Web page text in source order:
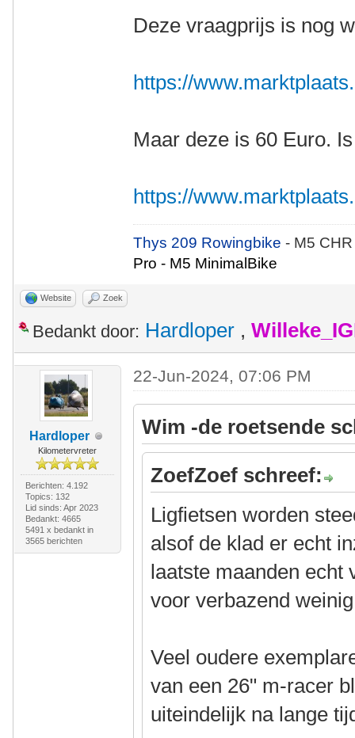
Deze vraagprijs is nog
https://
Maar deze is 60 Euro.
https://
Thys 209 Rowingbike- M5
Pro - M5 MinimalBike
Website Zoek
Bedankt door: Hardloper ,
Hardloper
Kilometervreter
Berichten: 4.192
Topics: 132
Lid sinds: Apr 2023
Bedankt: 4665
5491 x bedankt in
3565 berichten
22-Jun-2024, 07:06 PM
Wim -de roetsende
ZoefZoef schreef:
Ligfietsen worden
alsof de klad er echt
laatste maanden echt
voor verbazend
Veel oudere
van een 26" m-racer
uiteindelijk na lange